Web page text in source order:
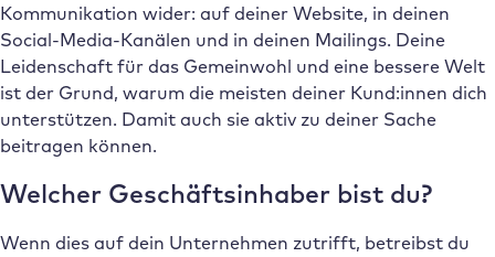
Kommunikation wider: auf deiner Website, in deinen
Social-Media-Kanälen und in deinen Mailings. Deine
Leidenschaft für das Gemeinwohl und eine bessere Welt
ist der Grund, warum die meisten deiner Kund:innen dich
unterstützen. Damit auch sie aktiv zu deiner Sache
beitragen können.
Welcher Geschäftsinhaber bist du?
Wenn dies auf dein Unternehmen zutrifft, betreibst du